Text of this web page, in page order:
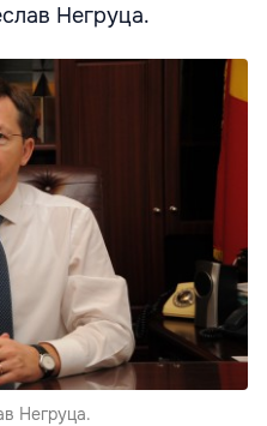
Негруца.
Негруца.